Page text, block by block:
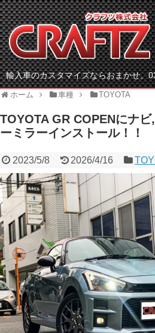
輸入車のカスタマイズならおまかせ。
ホーム 車種 TOYOTA
TOYOTA GR COPENにナ
ーミラーインストール！！
2023/5/8 2026/4/16